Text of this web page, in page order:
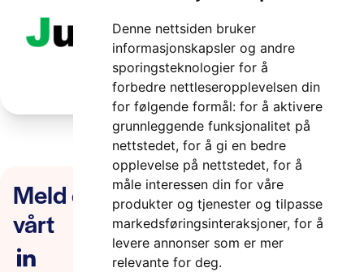
Denne nettsiden bruker
informasjonskapsler og andre
sporingsteknologier for å
forbedre nettleseropplevelsen din
for følgende formål: for å aktivere
grunnleggende funksjonalitet på
nettstedet, for å gi en bedre
opplevelse på nettstedet, for å
måle interessen din for våre
produkter og tjenester og tilpasse
markedsføringsinteraksjoner, for å
levere annonser som er mer
relevante for deg.
Meld deg på nyhetsbrevet
vårt